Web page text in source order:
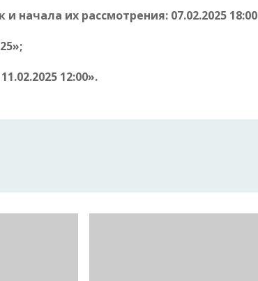
начала их рассмотрения: 07.02.2025
12:00».